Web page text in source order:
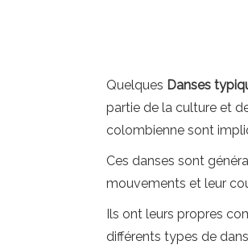
Quelques Danses
partie de la culture et
colombienne sont
Ces danses sont
mouvements et leur
Ils ont leurs propres
différents types de